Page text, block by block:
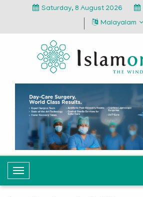
Saturday, 8 August 2026
Malayalam
T
o